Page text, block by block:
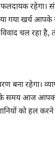
रहेगा।
गया खर्च
चल रहा
बना रहेगा।
समय आज आपको
को हल करने